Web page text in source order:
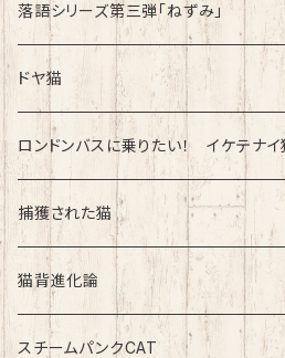
速乾ドライタイプ
落語シリーズ第三弾「ねずみ」
速乾ドライタイプ
ドヤ猫
綿100%ノーマルタイプ
ロンドンバスに乗りたい！ イケテナイ
綿100％ノーマルタイプ
速乾ドライタイプ
捕獲された猫
速乾ドライタイプ
綿100%ノーマルタイプ
猫背進化論
速乾ドライタイプ
スチームパンクCAT